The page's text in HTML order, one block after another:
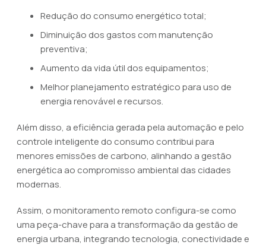
Redução do consumo energético total;
Diminuição dos gastos com manutenção
preventiva;
Aumento da vida útil dos equipamentos;
Melhor planejamento estratégico para uso de
energia renovável e recursos.
Além disso, a eficiência gerada pela automação e pelo
controle inteligente do consumo contribui para
menores emissões de carbono, alinhando a gestão
energética ao compromisso ambiental das cidades
modernas.
Assim, o monitoramento remoto configura-se como
uma peça-chave para a transformação da gestão de
energia urbana, integrando tecnologia, conectividade e